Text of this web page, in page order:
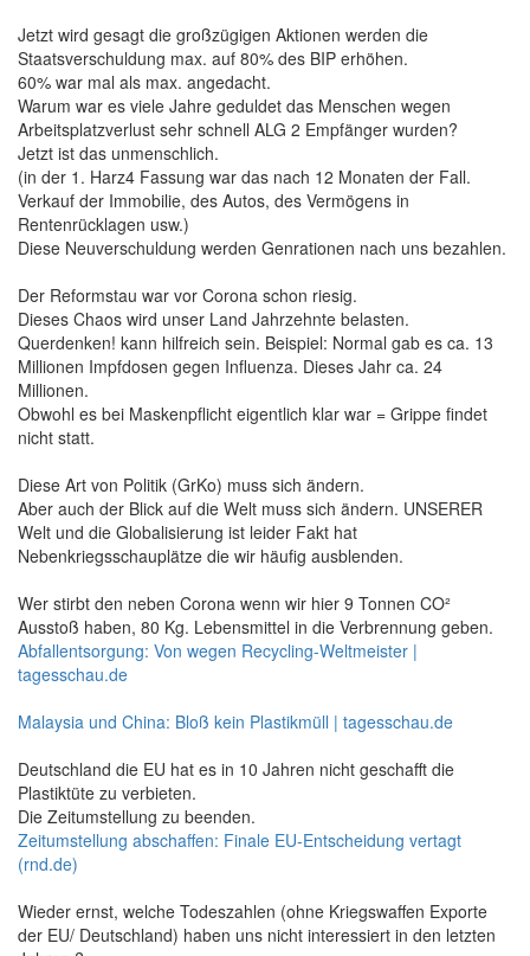
Jetzt wird gesagt die großzügigen Aktionen werden die
Staatsverschuldung max. auf 80% des BIP erhöhen.
60% war mal als max. angedacht.
Warum war es viele Jahre geduldet das Menschen wegen
Arbeitsplatzverlust sehr schnell ALG 2 Empfänger wurden?
Jetzt ist das unmenschlich.
(in der 1. Harz4 Fassung war das nach 12 Monaten der Fall.
Verkauf der Immobilie, des Autos, des Vermögens in
Rentenrücklagen usw.)
Diese Neuverschuldung werden Genrationen nach uns bezahlen.
Der Reformstau war vor Corona schon riesig.
Dieses Chaos wird unser Land Jahrzehnte belasten.
Querdenken! kann hilfreich sein. Beispiel: Normal gab es ca. 13
Millionen Impfdosen gegen Influenza. Dieses Jahr ca. 24
Millionen.
Obwohl es bei Maskenpflicht eigentlich klar war = Grippe findet
nicht statt.
Diese Art von Politik (GrKo) muss sich ändern.
Aber auch der Blick auf die Welt muss sich ändern. UNSERER
Welt und die Globalisierung ist leider Fakt hat
Nebenkriegsschauplätze die wir häufig ausblenden.
Wer stirbt den neben Corona wenn wir hier 9 Tonnen CO²
Ausstoß haben, 80 Kg. Lebensmittel in die Verbrennung geben.
Abfallentsorgung: Von wegen Recycling-Weltmeister |
tagesschau.de
Malaysia und China: Bloß kein Plastikmüll | tagesschau.de
Deutschland die EU hat es in 10 Jahren nicht geschafft die
Plastiktüte zu verbieten.
Die Zeitumstellung zu beenden.
Zeitumstellung abschaffen: Finale EU-Entscheidung vertagt
(rnd.de)
Wieder ernst, welche Todeszahlen (ohne Kriegswaffen Exporte
der EU/ Deutschland) haben uns nicht interessiert in den letzten